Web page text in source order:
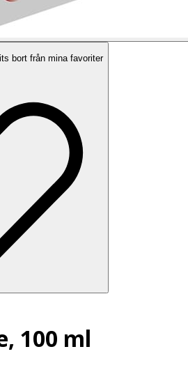
bort från mina favoriter
100 ml